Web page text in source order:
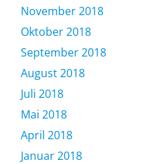
November 2018
Oktober 2018
September 2018
August 2018
Juli 2018
Mai 2018
April 2018
Januar 2018